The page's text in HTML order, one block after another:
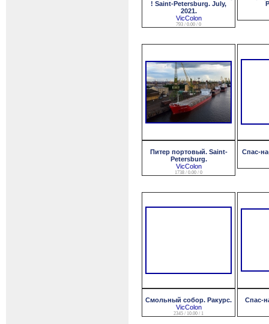
! Saint-Petersburg. July,
2021.
VicColon
793 / 0.00 / 0
Питер портовый. Saint-
Petersburg.
VicColon
1738 / 0.00 / 0
Спас-
Смольный собор. Ракурс.
VicColon
2345 / 10.00 / 1
Спас-